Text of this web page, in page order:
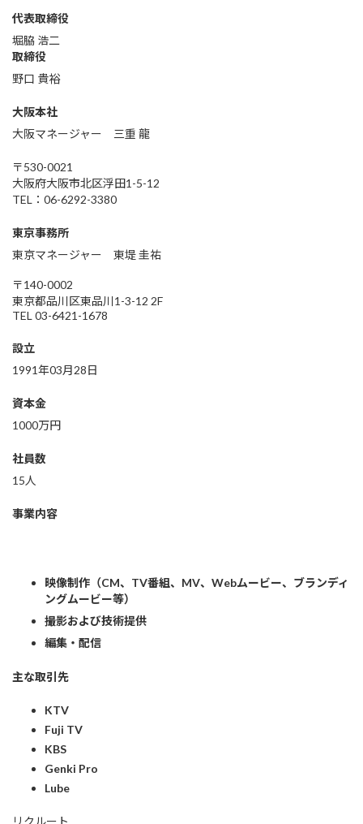
代表取締役
堀脇 浩二
取締役
野口 貴裕
大阪本社
大阪マネージャー 三重 龍
〒530-0021
大阪府大阪市北区浮田1-5-12
TEL：06-6292-3380
東京事務所
東京マネージャー 東堤 圭祐
〒140-0002
東京都品川区東品川1-3-12 2F
TEL 03-6421-1678
設立
1991年03月28日
資本金
1000万円
社員数
15人
事業内容
映像制作（CM、TV番組、MV、Webムービー、ブランディ
ングムービー等）
撮影および技術提供
編集・配信
主な取引先
KTV
Fuji TV
KBS
Genki Pro
Lube